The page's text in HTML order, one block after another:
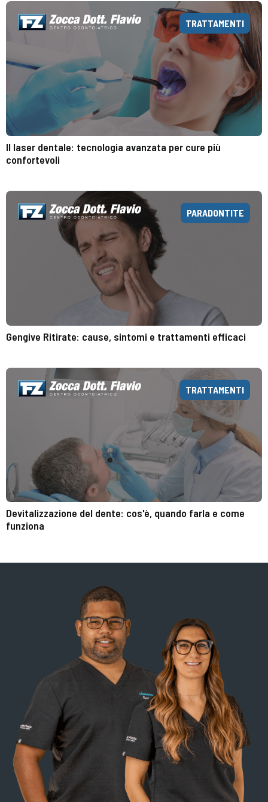
TRATTAMENTI
Il laser dentale: tecnologia avanzata per cure più
confortevoli
PARADONTITE
Gengive Ritirate: cause, sintomi e trattamenti efficaci
TRATTAMENTI
Devitalizzazione del dente: cos'è, quando farla e come
funziona